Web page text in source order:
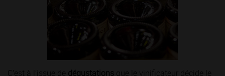
C’est à l’issue de dégustations que le vinificateur décide le